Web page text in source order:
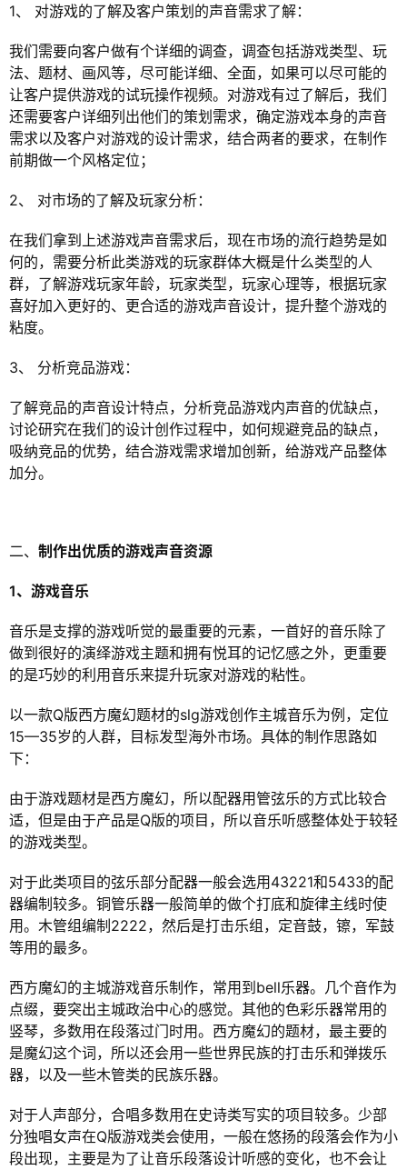
1、 对游戏的了解及客户策划的声音需求了解：
我们需要向客户做有个详细的调查，调查包括游戏类型、玩
法、题材、画风等，尽可能详细、全面，如果可以尽可能的
让客户提供游戏的试玩操作视频。对游戏有过了解后，我们
还需要客户详细列出他们的策划需求，确定游戏本身的声音
需求以及客户对游戏的设计需求，结合两者的要求，在制作
前期做一个风格定位；
2、 对市场的了解及玩家分析：
在我们拿到上述游戏声音需求后，现在市场的流行趋势是如
何的，需要分析此类游戏的玩家群体大概是什么类型的人
群，了解游戏玩家年龄，玩家类型，玩家心理等，根据玩家
喜好加入更好的、更合适的游戏声音设计，提升整个游戏的
粘度。
3、 分析竞品游戏：
了解竞品的声音设计特点，分析竞品游戏内声音的优缺点，
讨论研究在我们的设计创作过程中，如何规避竞品的缺点，
吸纳竞品的优势，结合游戏需求增加创新，给游戏产品整体
加分。
二、 制作出优质的游戏声音资源
1、游戏音乐
音乐是支撑的游戏听觉的最重要的元素，一首好的音乐除了
做到很好的演绎游戏主题和拥有悦耳的记忆感之外，更重要
的是巧妙的利用音乐来提升玩家对游戏的粘性。
以一款Q版西方魔幻题材的slg游戏创作主城音乐为例，定位
15—35岁的人群，目标发型海外市场。具体的制作思路如
下：
由于游戏题材是西方魔幻，所以配器用管弦乐的方式比较合
适，但是由于产品是Q版的项目，所以音乐听感整体处于较轻
的游戏类型。
对于此类项目的弦乐部分配器一般会选用43221和5433的配
器编制较多。铜管乐器一般简单的做个打底和旋律主线时使
用。木管组编制2222，然后是打击乐组，定音鼓，镲，军鼓
等用的最多。
西方魔幻的主城游戏音乐制作，常用到bell乐器。几个音作为
点缀，要突出主城政治中心的感觉。其他的色彩乐器常用的
竖琴，多数用在段落过门时用。西方魔幻的题材，最主要的
是魔幻这个词，所以还会用一些世界民族的打击乐和弹拨乐
器，以及一些木管类的民族乐器。
对于人声部分，合唱多数用在史诗类写实的项目较多。少部
分独唱女声在Q版游戏类会使用，一般在悠扬的段落会作为小
段出现，主要是为了让音乐段落设计听感的变化，也不会让